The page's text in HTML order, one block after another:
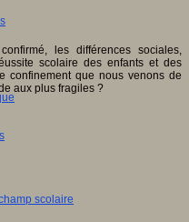
scolaire
les différences sociales,
scolaire des enfants et des
confinement que nous venons de
aux plus fragiles ?